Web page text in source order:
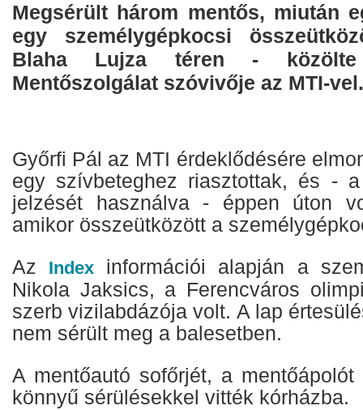
Megsérült három mentős, miután
egy személygépkocsi
Blaha Lujza téren -
Mentőszolgálat szóvivője az MTI-vel.
Győrfi Pál az MTI érdeklődésére
egy szívbeteghez riasztottak, és - a
jelzését használva - éppen úton
amikor összeütközött a
Az Index információi alapján a
Nikola Jaksics, a Ferencváros
szerb vizilabdázója volt. A lap
nem sérült meg a balesetben.
A mentőautó sofőrjét, a
könnyű sérülésekkel vitték kórházba.